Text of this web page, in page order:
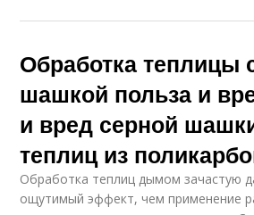
Обработка теплицы
шашкой польза и
и вред серной
теплиц из
Обработка теплиц дымом зачастую
ощутимый эффект, чем применение